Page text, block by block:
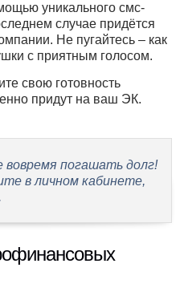
уникального смс-
случае придётся
Не пугайтесь – как
с приятным голосом.
свою готовность
придут на ваш ЭК.
вовремя погашать долг!
в личном кабинете,